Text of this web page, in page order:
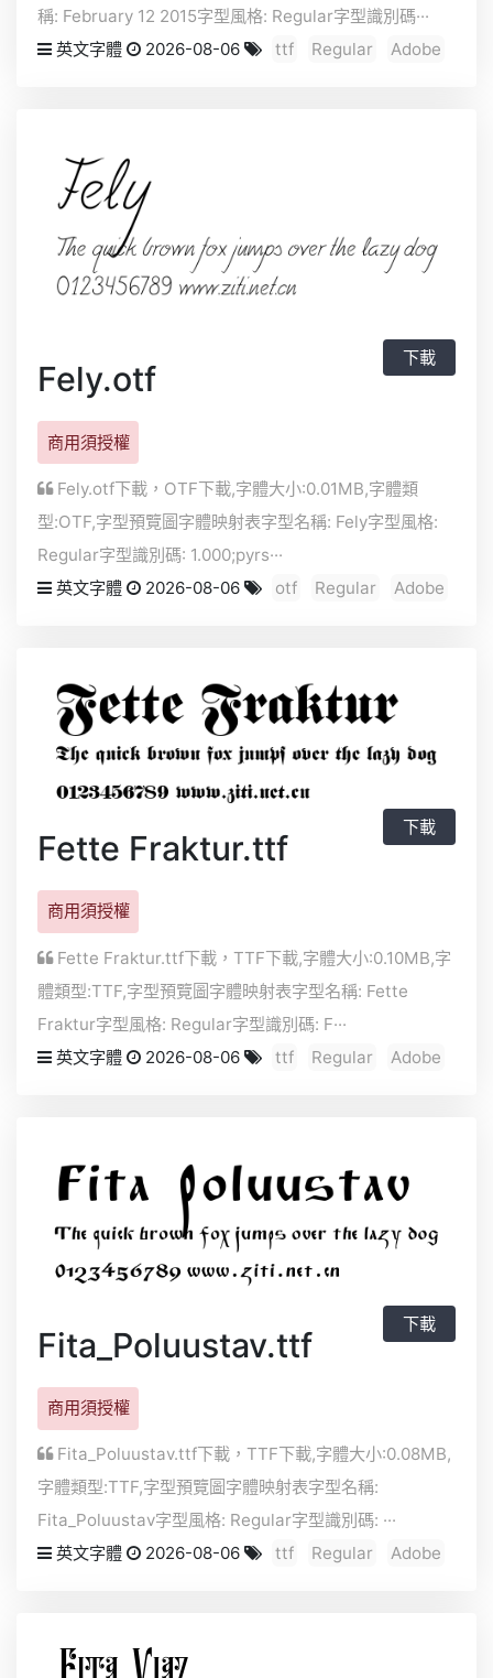
稱: February 12 2015字型風格: Regular字型識別碼···
英文字體
2026-08-06 ttf Regular Adobe
Fely.otf
下載
商用須授權
Fely.otf下載， OTF下載,字體大小:0.01MB,字體類
型:OTF,字型預覽圖字體映射表字型名稱: Fely字型風格:
Regular字型識別碼: 1.000;pyrs···
英文字體
2026-08-06 otf Regular Adobe
Fette Fraktur.ttf
下載
商用須授權
Fette Fraktur.ttf下載， TTF下載,字體大小:0.10MB,字
體類型:TTF,字型預覽圖字體映射表字型名稱: Fette
Fraktur字型風格: Regular字型識別碼: F···
英文字體
2026-08-06 ttf Regular Adobe
Fita_Poluustav.ttf
下載
商用須授權
Fita_Poluustav.ttf下載， TTF下載,字體大小:0.08MB,
字體類型:TTF,字型預覽圖字體映射表字型名稱:
Fita_Poluustav字型風格: Regular字型識別碼: ···
英文字體
2026-08-06 ttf Regular Adobe